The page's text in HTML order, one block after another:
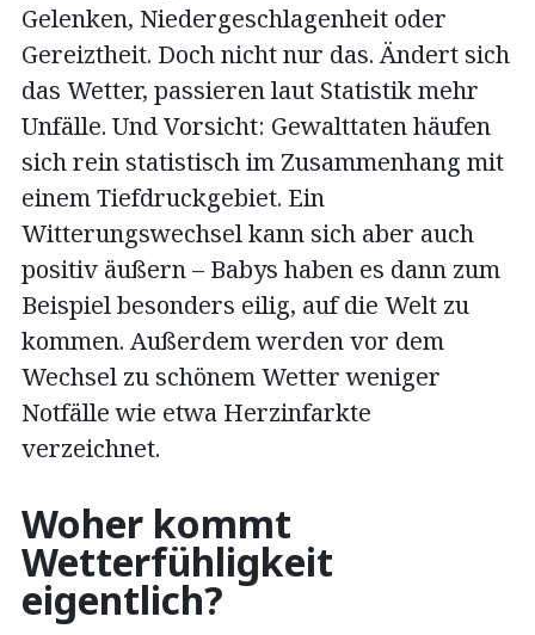
Gelenken, Niedergeschlagenheit oder
Gereiztheit. Doch nicht nur das. Ändert sich
das Wetter, passieren laut Statistik mehr
Unfälle. Und Vorsicht: Gewalttaten häufen
sich rein statistisch im Zusammenhang mit
einem Tiefdruckgebiet. Ein
Witterungswechsel kann sich aber auch
positiv äußern – Babys haben es dann zum
Beispiel besonders eilig, auf die Welt zu
kommen. Außerdem werden vor dem
Wechsel zu schönem Wetter weniger
Notfälle wie etwa Herzinfarkte
verzeichnet.
Woher kommt
Wetterfühligkeit
eigentlich?